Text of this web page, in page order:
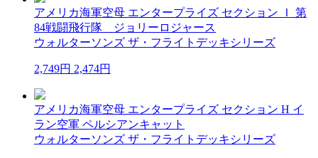
アメリカ海軍空母 エンタープライズ セクション Ｉ 第
84戦闘飛行隊 ジョリーロジャース
ウォルターソンズ ザ・フライトデッキシリーズ
2,749円 2,474円
アメリカ海軍空母 エンタープライズ セクション H イ
ラン空軍 ペルシアンキャット
ウォルターソンズ ザ・フライトデッキシリーズ